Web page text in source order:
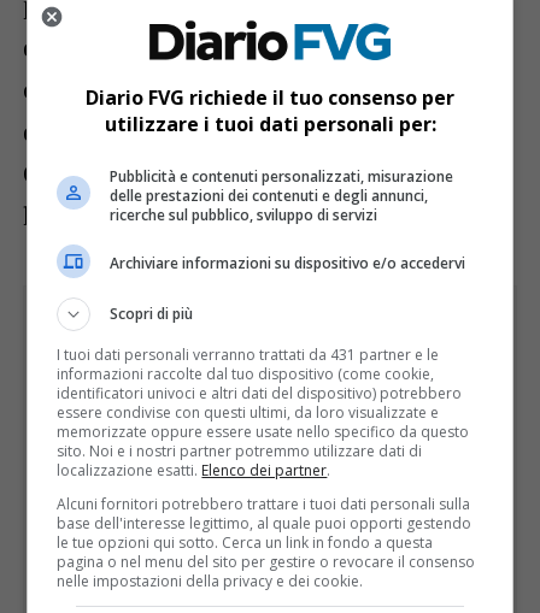
della patente C per l’utilizzo delle gru. Le
offerte di lavoro sono presenti sul sito
della Regione autonoma Friuli Venezia
Giulia alla pagina relativa alle offerte di
lavoro.
Diario FVG richiede il tuo consenso per
utilizzare i tuoi dati personali per:
Pubblicità e contenuti personalizzati, misurazione
delle prestazioni dei contenuti e degli annunci,
ricerche sul pubblico, sviluppo di servizi
Archiviare informazioni su dispositivo e/o accedervi
Scopri di più
I tuoi dati personali verranno trattati da 431 partner e le
informazioni raccolte dal tuo dispositivo (come cookie,
identificatori univoci e altri dati del dispositivo) potrebbero
essere condivise con questi ultimi, da loro visualizzate e
memorizzate oppure essere usate nello specifico da questo
sito. Noi e i nostri partner potremmo utilizzare dati di
localizzazione esatti. Elenco dei partner.
Alcuni fornitori potrebbero trattare i tuoi dati personali sulla
base dell'interesse legittimo, al quale puoi opporti gestendo
le tue opzioni qui sotto. Cerca un link in fondo a questa
pagina o nel menu del sito per gestire o revocare il consenso
nelle impostazioni della privacy e dei cookie.